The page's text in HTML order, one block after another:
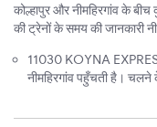
कोल्हापुर और नीमहिरगांव के
की ट्रेनों के समय की जानकारी
11030 KOYNA
नीमहिरगांव पहुँचती है।